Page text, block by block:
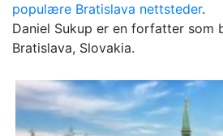
populære Bratislava nettsteder.
Daniel Sukup er en forfatter som
Bratislava, Slovakia.